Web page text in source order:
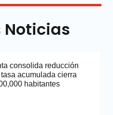
Noticias
consolida reducción
acumulada cierra
habitantes